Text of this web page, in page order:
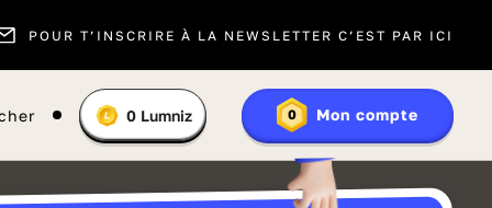
POUR T’INSCRIRE À LA NEWSLETTER C’EST PAR ICI
En
savoir
plus
les
Vous
:
0 Lumniz 0 Mon compte